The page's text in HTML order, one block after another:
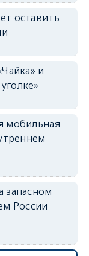
оставить
и
мобильная
запасном
России